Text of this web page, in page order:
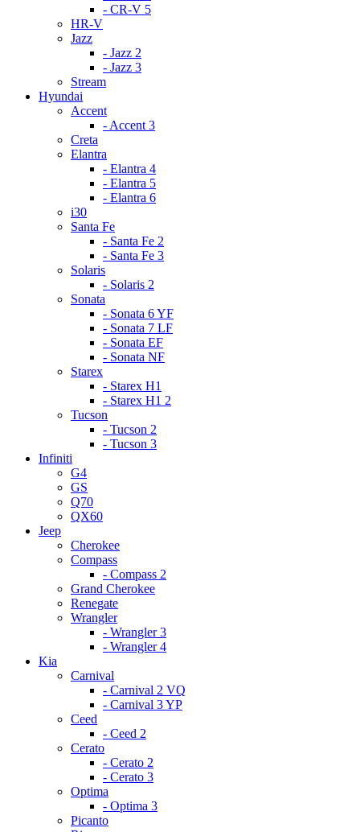
- CR-V 5
HR-V
Jazz
- Jazz 2
- Jazz 3
Stream
Hyundai
Accent
- Accent 3
Creta
Elantra
- Elantra 4
- Elantra 5
- Elantra 6
i30
Santa Fe
- Santa Fe 2
- Santa Fe 3
Solaris
- Solaris 2
Sonata
- Sonata 6 YF
- Sonata 7 LF
- Sonata EF
- Sonata NF
Starex
- Starex H1
- Starex H1 2
Tucson
- Tucson 2
- Tucson 3
Infiniti
G4
GS
Q70
QX60
Jeep
Cherokee
Compass
- Compass 2
Grand Cherokee
Renegate
Wrangler
- Wrangler 3
- Wrangler 4
Kia
Carnival
- Carnival 2 VQ
- Carnival 3 YP
Ceed
- Ceed 2
Cerato
- Cerato 2
- Cerato 3
Optima
- Optima 3
Picanto